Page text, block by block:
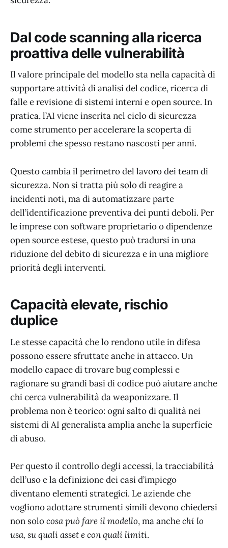
Dal code scanning alla ricerca
proattiva delle vulnerabilità
Il valore principale del modello sta nella capacità di
supportare attività di analisi del codice, ricerca di
falle e revisione di sistemi interni e open source. In
pratica, l’AI viene inserita nel ciclo di sicurezza
come strumento per accelerare la scoperta di
problemi che spesso restano nascosti per anni.
Questo cambia il perimetro del lavoro dei team di
sicurezza. Non si tratta più solo di reagire a
incidenti noti, ma di automatizzare parte
dell’identificazione preventiva dei punti deboli. Per
le imprese con software proprietario o dipendenze
open source estese, questo può tradursi in una
riduzione del debito di sicurezza e in una migliore
priorità degli interventi.
Capacità elevate, rischio
duplice
Le stesse capacità che lo rendono utile in difesa
possono essere sfruttate anche in attacco. Un
modello capace di trovare bug complessi e
ragionare su grandi basi di codice può aiutare anche
chi cerca vulnerabilità da weaponizzare. Il
problema non è teorico: ogni salto di qualità nei
sistemi di AI generalista amplia anche la superficie
di abuso.
Per questo il controllo degli accessi, la tracciabilità
dell’uso e la definizione dei casi d’impiego
diventano elementi strategici. Le aziende che
vogliono adottare strumenti simili devono chiedersi
non solocosa può fare il modello, ma anchechi lo
usa, su quali asset e con quali limiti.